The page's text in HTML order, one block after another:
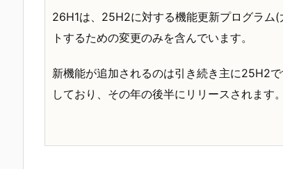
26H1は、25H2に対する機能更新プログラム
トするための変更のみを含んでいます。
新機能が追加されるのは引き続き主に25H2
しており、その年の後半にリリースされます。